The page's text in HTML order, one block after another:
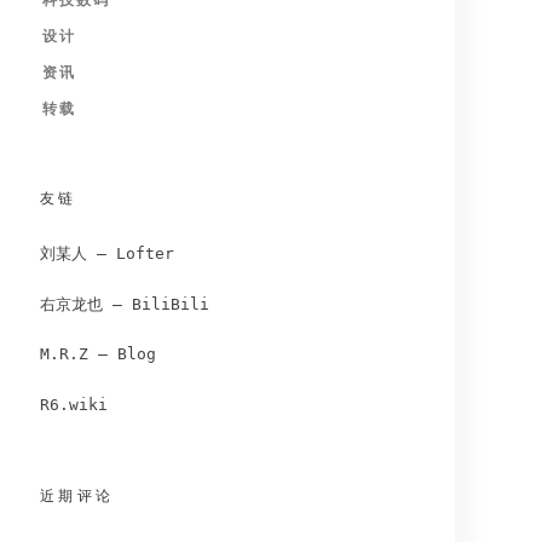
设计
资讯
转载
友链
刘某人 – Lofter
右京龙也 – BiliBili
M.R.Z – Blog
R6.wiki
近期评论